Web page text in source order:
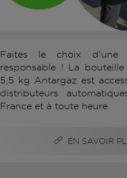
Faites le choix d'une
responsable ! La
5,5 kg Antargaz est
distributeurs
France et à toute heure.
EN SAVOIR